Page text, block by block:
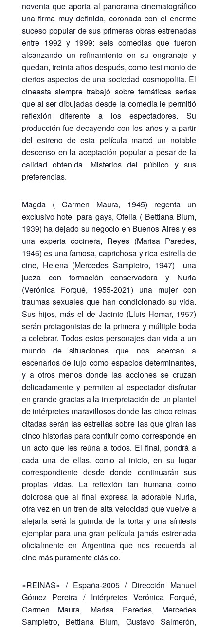
noventa que aporta al panorama cinematográfico
una firma muy definida, coronada con el enorme
suceso popular de sus primeras obras estrenadas
entre 1992 y 1999: seis comedias que fueron
alcanzando un refinamiento en su engranaje y
quedan, treinta años después, como testimonio de
ciertos aspectos de una sociedad cosmopolita. El
cineasta siempre trabajó sobre temáticas serias
que al ser dibujadas desde la comedia le permitió
reflexión diferente a los espectadores. Su
producción fue decayendo con los años y a partir
del estreno de esta película marcó un notable
descenso en la aceptación popular a pesar de la
calidad obtenida. Misterios del público y sus
preferencias.
Magda ( Carmen Maura, 1945) regenta un
exclusivo hotel para gays, Ofelia ( Bettiana Blum,
1939) ha dejado su negocio en Buenos Aires y es
una experta cocinera, Reyes (Marisa Paredes,
1946) es una famosa, caprichosa y rica estrella de
cine, Helena (Mercedes Sampietro, 1947) una
jueza con formación conservadora y Nuria
(Verónica Forqué, 1955-2021) una mujer con
traumas sexuales que han condicionado su vida.
Sus hijos, más el de Jacinto (Lluis Homar, 1957)
serán protagonistas de la primera y múltiple boda
a celebrar. Todos estos personajes dan vida a un
mundo de situaciones que nos acercan a
escenarios de lujo como espacios determinantes,
y a otros menos donde las acciones se cruzan
delicadamente y permiten al espectador disfrutar
en grande gracias a la interpretación de un plantel
de intérpretes maravillosos donde las cinco reinas
citadas serán las estrellas sobre las que giran las
cinco historias para confluir como corresponde en
un acto que les reúna a todos. El final, pondrá a
cada una de ellas, como al inicio, en su lugar
correspondiente desde donde continuarán sus
propias vidas. La reflexión tan humana como
dolorosa que al final expresa la adorable Nuria,
otra vez en un tren de alta velocidad que vuelve a
alejarla será la guinda de la torta y una síntesis
ejemplar para una gran película jamás estrenada
oficialmente en Argentina que nos recuerda al
cine más puramente clásico.
«REINAS» / España-2005 / Dirección Manuel
Gómez Pereira / Intérpretes Verónica Forqué,
Carmen Maura, Marisa Paredes, Mercedes
Sampietro, Bettiana Blum, Gustavo Salmerón,